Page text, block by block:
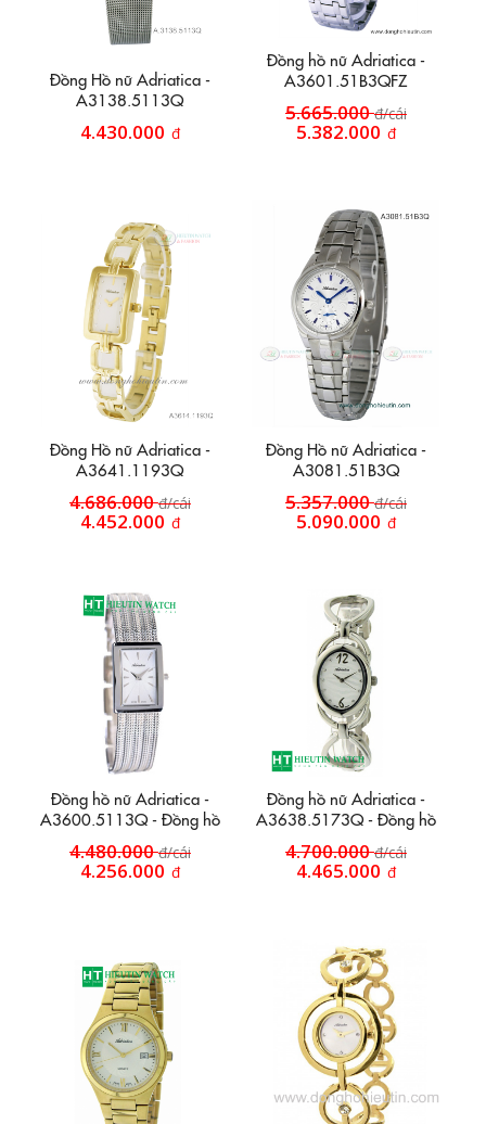
Đồng Hồ nữ Adriatica -
A3138.5113Q
4.430.000 đ
Đồng hồ nữ Adriatica -
A3601.51B3QFZ
5.665.000đ/cái
5.382.000 đ
Đồng Hồ nữ Adriatica -
A3641.1193Q
4.686.000đ/cái
4.452.000 đ
Đồng Hồ nữ Adriatica -
A3081.51B3Q
5.357.000đ/cái
5.090.000 đ
Đồng hồ nữ Adriatica -
A3600.5113Q - Đồng hồ
dây hợp kim đan lưới
4.480.000đ/cái
4.256.000 đ
Đồng hồ nữ Adriatica -
A3638.5173Q - Đồng hồ
mặt bầu
4.700.000đ/cái
4.465.000 đ